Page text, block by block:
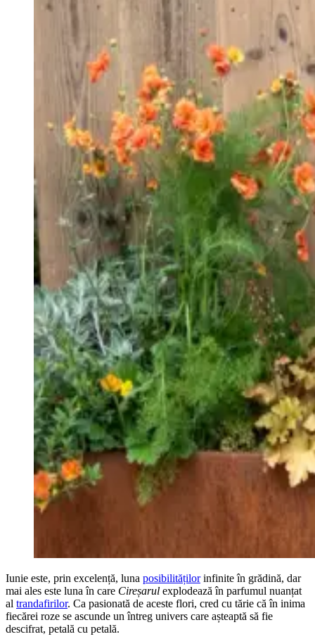
Iunie este, prin excelență, luna posibilitățilorinfinite în grădină, dar
mai ales este luna în care Cireșarul explodează în parfumul nuanțat
al trandafirilor. Ca pasionată de aceste flori, cred cu tărie că în inima
fiecărei roze se ascunde un întreg univers care așteaptă să fie
descifrat, petală cu petală.